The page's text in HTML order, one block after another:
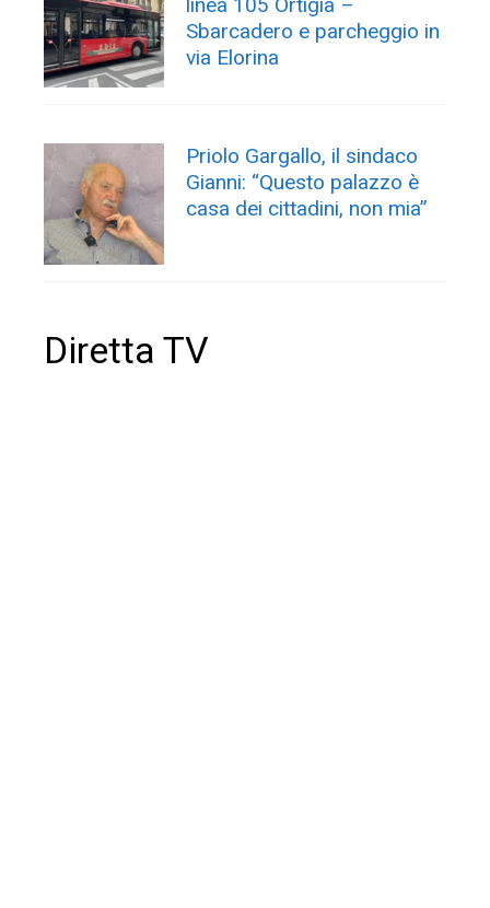
linea 105 Ortigia –
Sbarcadero e parcheggio in
via Elorina
Priolo Gargallo, il sindaco
Gianni: “Questo palazzo è
casa dei cittadini, non mia”
Diretta TV